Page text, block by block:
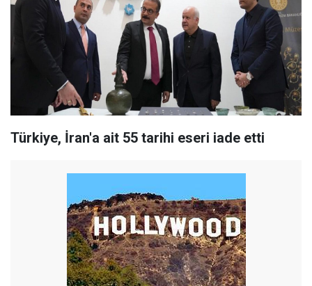
Türkiye, İran'a ait 55 tarihi eseri iade etti